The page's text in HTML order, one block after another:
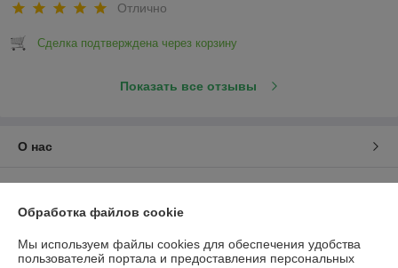
Отлично
Сделка подтверждена через корзину
Показать все отзывы
О нас
Обработка файлов cookie
Мы используем файлы cookies для обеспечения удобства
пользователей портала и предоставления персональных